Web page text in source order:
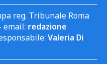
reg. Tribunale Roma
email: redazione
Valeria Di